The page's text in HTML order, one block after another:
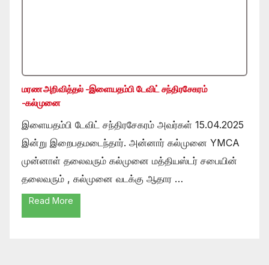
மரண அறிவித்தல் -இளையதம்பி டேவிட் சந்திரசேகரம்
-கல்முனை
இளையதம்பி டேவிட் சந்திரசேகரம் அவர்கள் 15.04.2025
இன்று இறைபதமடைந்தார். அன்னார் கல்முனை YMCA
முன்னாள் தலைவரும் கல்முனை மத்தியஸ்டர் சபையின்
தலைவரும் , கல்முனை வடக்கு ஆதார …
Read More